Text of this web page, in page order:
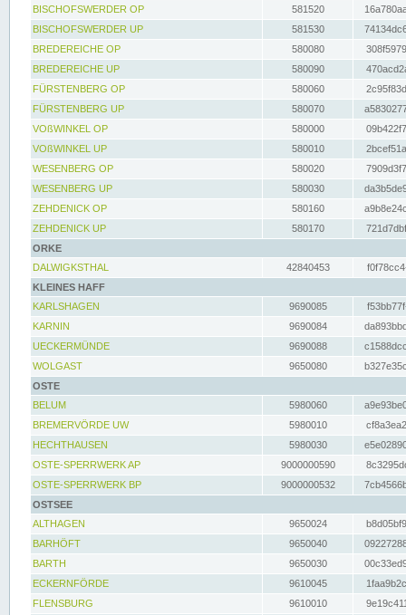
BISCHOFSWERDER OP
581520
BISCHOFSWERDER UP
581530
BREDEREICHE OP
580080
BREDEREICHE UP
580090
FÜRSTENBERG OP
580060
FÜRSTENBERG UP
580070
VOßWINKEL OP
580000
VOßWINKEL UP
580010
WESENBERG OP
580020
WESENBERG UP
580030
ZEHDENICK OP
580160
ZEHDENICK UP
580170
ORKE
DALWIGKSTHAL
42840453
KLEINES HAFF
KARLSHAGEN
9690085
KARNIN
9690084
UECKERMÜNDE
9690088
WOLGAST
9650080
OSTE
BELUM
5980060
BREMERVÖRDE UW
5980010
HECHTHAUSEN
5980030
OSTE-SPERRWERK AP
9000000590
OSTE-SPERRWERK BP
9000000532
OSTSEE
ALTHAGEN
9650024
BARHÖFT
9650040
BARTH
9650030
ECKERNFÖRDE
9610045
FLENSBURG
9610010